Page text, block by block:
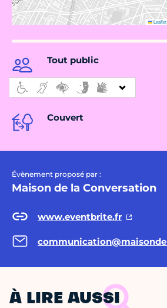
Leaflet
Tout public
Couvert
Évènement proposé par :
Maison de la Conversation
www.eventbrite.fr
À LIRE AUSSI